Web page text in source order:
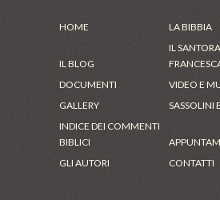
HOME LA BIBBIA
IL BLOG
IL
DOCUMENTI
VIDEO E
GALLERY
SASSOLINI
INDICE DEI COMMENTI
BIBLICI
GLI AUTORI
CONTATTI